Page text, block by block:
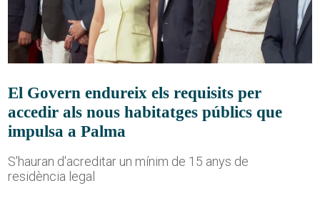
El Govern endureix els requisits per
accedir als nous habitatges públics que
impulsa a Palma
S'hauran d'acreditar un mínim de 15 anys de
residència legal